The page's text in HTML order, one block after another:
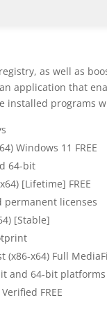
as well as
application that
installed programs
Windows 11 FREE
64-bit
[Lifetime] FREE
licenses
[Stable]
(x86-x64) Full
and 64-bit platforms
FREE